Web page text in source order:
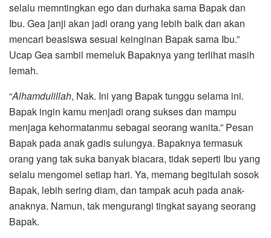
selalu memntingkan ego dan durhaka sama Bapak dan
Ibu. Gea janji akan jadi orang yang lebih baik dan akan
mencari beasiswa sesuai keinginan Bapak sama Ibu.”
Ucap Gea sambil memeluk Bapaknya yang terlihat masih
lemah.
“Alhamdulillah, Nak. Ini yang Bapak tunggu selama ini.
Bapak ingin kamu menjadi orang sukses dan mampu
menjaga kehormatanmu sebagai seorang wanita.” Pesan
Bapak pada anak gadis sulungya. Bapaknya termasuk
orang yang tak suka banyak biacara, tidak seperti Ibu yang
selalu mengomel setiap hari. Ya, memang begitulah sosok
Bapak, lebih sering diam, dan tampak acuh pada anak-
anaknya. Namun, tak mengurangi tingkat sayang seorang
Bapak.